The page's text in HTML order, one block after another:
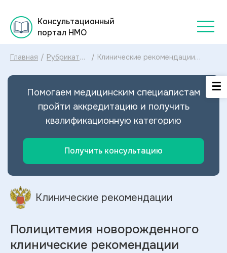
Консультационный
портал НМО
Главная / Рубрикатор
рекомендаций
/ Клинические рекомендации
МКБ-10: диагностика и лечение
2025
Помогаем медицинским специалистам
пройти аккредитацию и получить
квалификационную категорию
Получить консультацию
Клинические рекомендации
Полицитемия новорожденного
клинические рекомендации